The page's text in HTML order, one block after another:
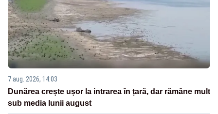
7 aug. 2026, 14:03
Dunărea crește ușor la intrarea în țară, dar rămâne mult
sub media lunii august